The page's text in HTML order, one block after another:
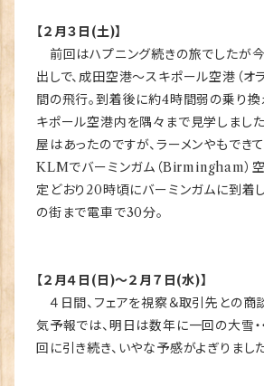
【２月３日(土)】
前回はハプニング続きの旅でしたが
出しで、成田空港～スキポール空港（オ
間の飛行。到着後に約4時間弱の乗り換
キポール空港内を隅々まで見学しまし
屋はあったのですが、ラーメンやもできて
KLMでバーミンガム（Birmingham）
定どおり20時頃にバーミンガムに到着
の街まで電車で30分。
【２月４日(日)～２月７日(水)】
４日間、フェアを視察＆取引先との商
気予報では、明日は数年に一回の大雪・
回に引き続き、いやな予感がよぎりました